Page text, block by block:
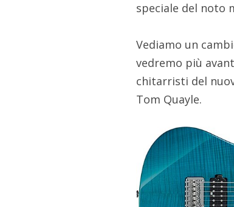
speciale del noto
Vediamo un
vedremo più
chitarristi del
Tom Quayle.